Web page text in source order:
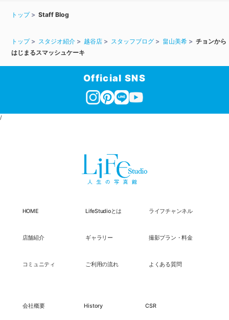
トップ Staff Blog
トップ スタジオ紹介 越谷店 スタッフブログ 畠山美希
チョンから
はじまるスマッシュケーキ
Official SNS
/
HOME LifeStudioとは ライフチャンネル
店舗紹介 ギャラリー 撮影プラン・料金
コミュニティ ご利用の流れ よくある質問
会社概要 History CSR